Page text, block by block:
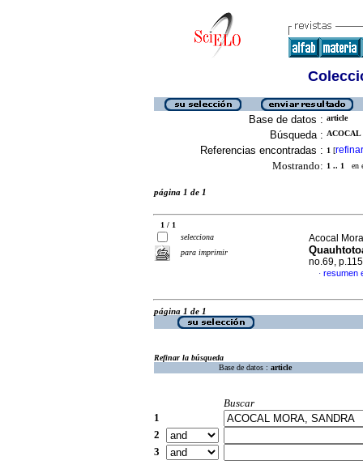
Base de datos : article
Búsqueda : ACOCAL
Referencias encontradas : 1 [refinar
Mostrando: 1 .. 1 en
página 1 de 1
1 / 1
selecciona
para imprimir
Acocal
no.69,
· resumen
página 1 de 1
Refinar la búsqueda
Base de datos : article
Buscar
1
2
3